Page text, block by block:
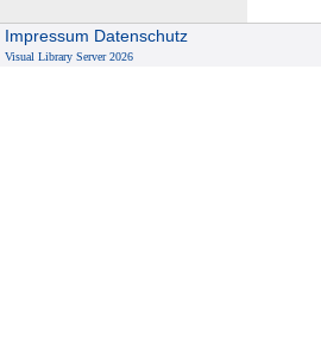
Impressum Datenschutz
Visual Library Server 2026